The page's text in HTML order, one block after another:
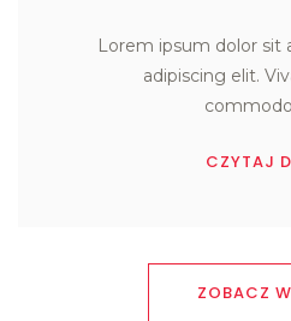
Lorem ipsum dolor sit
adipiscing elit.
commodo
CZYTAJ
ZOBACZ